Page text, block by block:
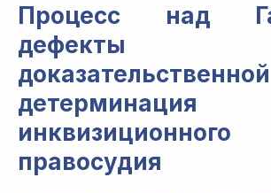
Процесс над
дефекты
детерминация
инквизиционного
правосудия